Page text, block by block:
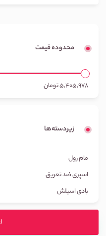
محدوده قیمت
5,405,978تومان
زیردسته‌ها
مام رول
اسپری ضد تعریق
بادی اسپلش